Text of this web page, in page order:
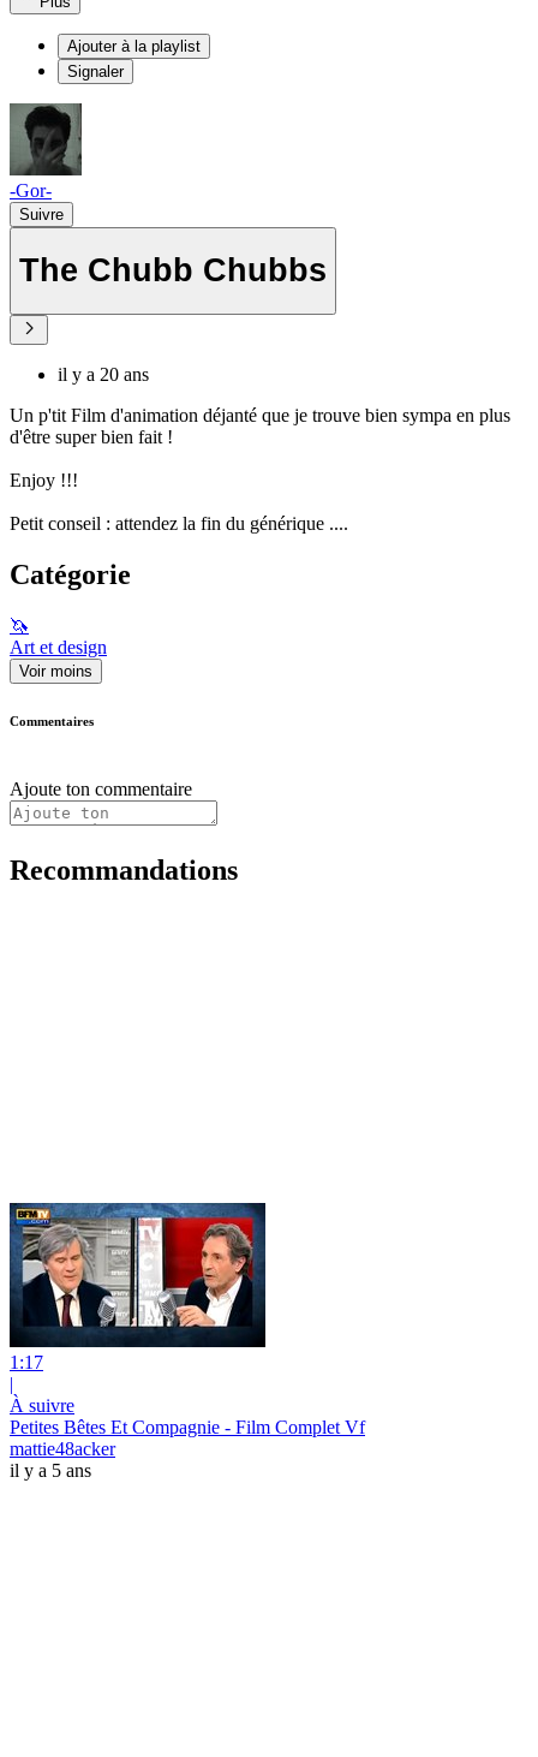
Ajouter à la playlist
Signaler
-Gor-
Suivre
The Chubb Chubbs
il y a 20 ans
Un p'tit Film d'animation déjanté que je trouve bien sympa en plus
d'être super bien fait !
Enjoy !!!
Petit conseil : attendez la fin du générique ....
Catégorie
🦄
Art et design
Voir moins
Commentaires
Ajoute ton commentaire
Recommandations
1:17
|
À suivre
Petites Bêtes Et Compagnie - Film Complet Vf
mattie48acker
il y a 5 ans